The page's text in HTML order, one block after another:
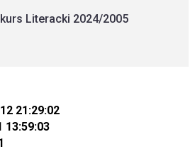
Literacki 2024/2005
21:29:02
13:59:03